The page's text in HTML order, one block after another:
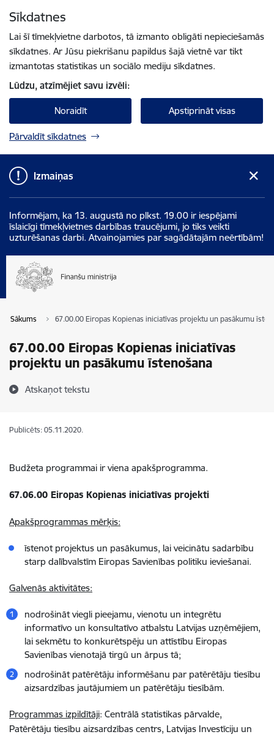
Sīkdatnes
Lai šī tīmekļvietne darbotos, tā izmanto obligāti nepieciešamās
sīkdatnes. Ar Jūsu piekrišanu papildus šajā vietnē var tikt
izmantotas statistikas un sociālo mediju sīkdatnes.
Lūdzu, atzīmējiet savu izvēli:
Noraidīt Apstiprināt visas
Pārvaldīt sīkdatnes
Izmaiņas
Informējam, ka 13. augustā no plkst. 19.00 ir iespējami
īslaicīgi tīmekļvietnes darbības traucējumi, jo tiks veikti
uzturēšanas darbi. Atvainojamies par sagādātajām neērtībām!
Sākums 67.00.00 Eiropas Kopienas iniciatīvas projektu un pasākumu
67.00.00 Eiropas Kopienas iniciatīvas
projektu un pasākumu īstenošana
Atskaņot tekstu
Publicēts: 05.11.2020.
Budžeta programmai ir viena apakšprogramma.
67.06.00 Eiropas Kopienas iniciatīvas projekti
Apakšprogrammas mērķis:
īstenot projektus un pasākumus, lai veicinātu sadarbību
starp dalībvalstīm Eiropas Savienības politiku ieviešanai.
Galvenās aktivitātes:
nodrošināt viegli pieejamu, vienotu un integrētu
informatīvo un konsultatīvo atbalstu Latvijas uzņēmējiem,
lai sekmētu to konkurētspēju un attīstību Eiropas
Savienības vienotajā tirgū un ārpus tā;
nodrošināt patērētāju informēšanu par patērētāju tiesību
aizsardzības jautājumiem un patērētāju tiesībām.
Programmas izpildītāji: Centrālā statistikas pārvalde,
Patērētāju tiesību aizsardzības centrs, Latvijas Investīciju un